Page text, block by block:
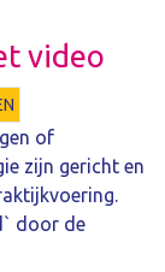
video
of
zijn gericht en
door de